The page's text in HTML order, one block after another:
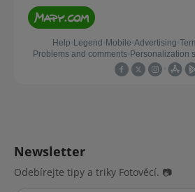
Newsletter
Odebírejte tipy a triky Fotověcí. 📷